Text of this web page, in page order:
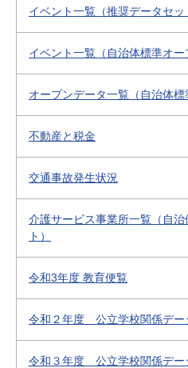
イベント一覧（推奨データセッ
イベント一覧（自治体標準オー
オープンデータ一覧（自治体標
不動産と税金
交通事故発生状況
介護サービス事業所一覧（自
ト）
令和3年度 教育便覧
令和２年度 公立学校関係デー
令和３年度 公立学校関係デー